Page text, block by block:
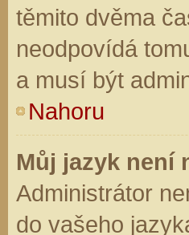
těmito dvěma
neodpovídá
a musí být
Nahoru
Můj jazyk není
Administrátor
do vašeho